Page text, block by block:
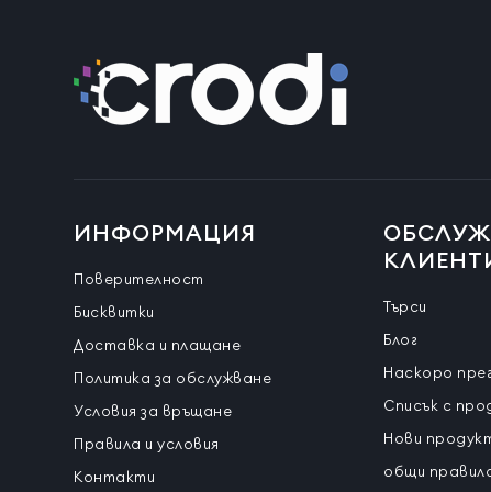
ИНФОРМАЦИЯ
Поверителност
Бисквитки
Доставка и плащане
Политика за обслужване
Условия за връщане
Правила и условия
Контакти
Търси
Блог
Наскоро
Списък с
Нови
общи